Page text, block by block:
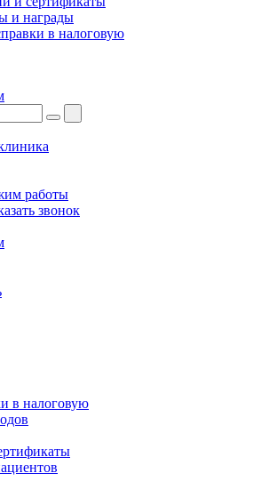
и награды
в налоговую
работы
звонок
в налоговую